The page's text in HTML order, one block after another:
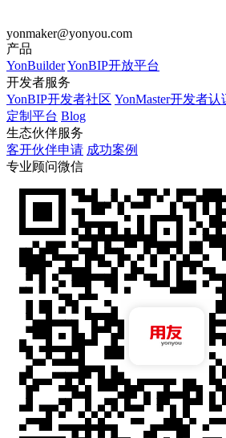
yonmaker@yonyou.com
产品
YonBuilderYonBIP开放平台
开发者服务
YonBIP开发者社区 YonMaster开发者认
定制平台 Blog
生态伙伴服务
客开伙伴申请 成功案例
专业顾问微信